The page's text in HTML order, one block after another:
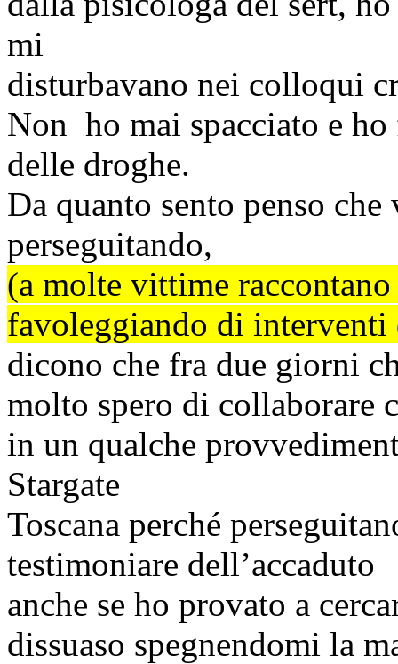
mi
disturbavano nei colloqui
Non ho mai spacciato e ho
delle droghe.
Da quanto sento penso
perseguitando,
(a molte vittime
favoleggiando di
dicono che fra due giorni
molto spero di collaborare
in un qualche
Stargate
Toscana perché
testimoniare dell’accaduto
anche se ho provato a
dissuaso spegnendomi la